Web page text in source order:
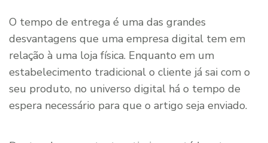
O tempo de entrega é uma das grandes
desvantagens que uma empresa digital tem em
relação à uma loja física. Enquanto em um
estabelecimento tradicional o cliente já sai com o
seu produto, no universo digital há o tempo de
espera necessário para que o artigo seja enviado.